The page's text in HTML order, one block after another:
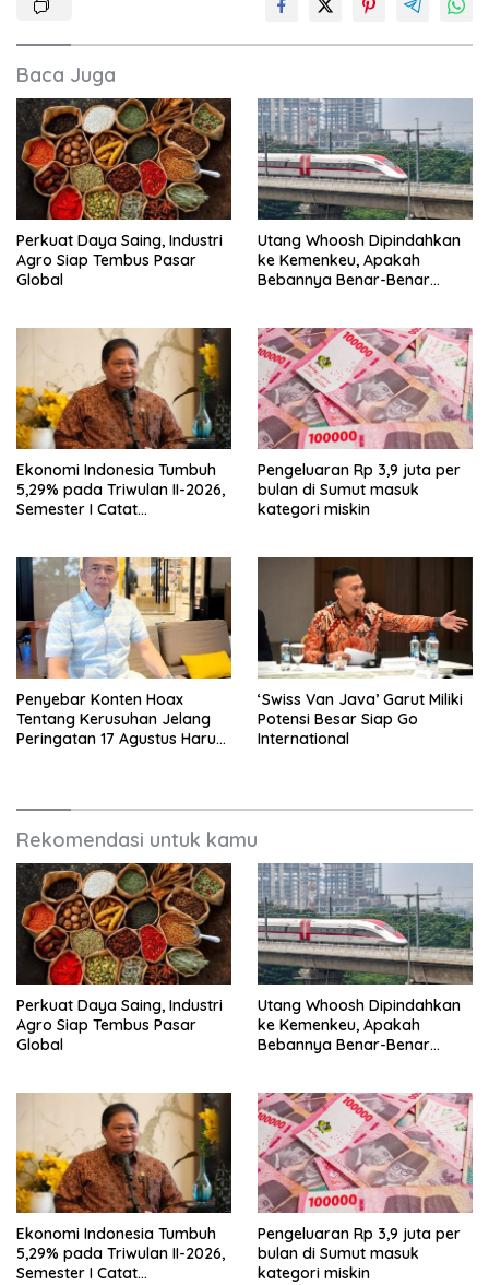
Baca Juga
Perkuat Daya Saing, Industri
Agro Siap Tembus Pasar
Global
Utang Whoosh Dipindahkan
ke Kemenkeu, Apakah
Bebannya Benar-Benar
Ekonomi Indonesia Tumbuh
5,29% pada Triwulan II-2026,
Semester I Catat
Pengeluaran Rp 3,9 juta per
bulan di Sumut masuk
kategori miskin
Penyebar Konten Hoax
Tentang Kerusuhan Jelang
Peringatan 17 Agustus Harus
‘Swiss Van Java’ Garut Miliki
Potensi Besar Siap Go
International
Rekomendasi untuk kamu
Perkuat Daya Saing, Industri
Agro Siap Tembus Pasar
Global
Utang Whoosh Dipindahkan
ke Kemenkeu, Apakah
Bebannya Benar-Benar
Ekonomi Indonesia Tumbuh
5,29% pada Triwulan II-2026,
Semester I Catat
Pengeluaran Rp 3,9 juta per
bulan di Sumut masuk
kategori miskin